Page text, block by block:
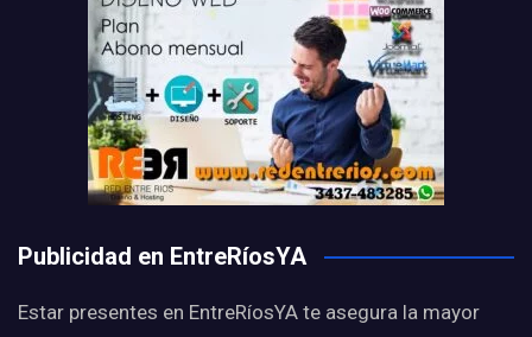
Publicidad en EntreRíosYA
Estar presentes en EntreRíosYA te asegura la mayor